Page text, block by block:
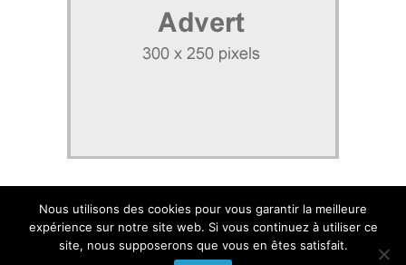
Nous utilisons des cookies pour vous garantir la meilleure
expérience sur notre site web. Si vous continuez à utiliser ce
site, nous supposerons que vous en êtes satisfait.